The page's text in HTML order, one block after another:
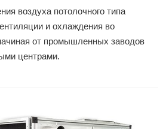
воздуха потолочного типа
и охлаждения во
от промышленных заводов
центрами.